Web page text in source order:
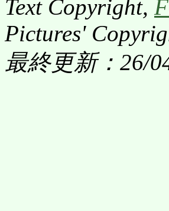
Text Copyright,
Pictures'
最終更新：26/